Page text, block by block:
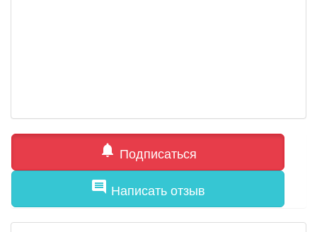
notifications Подписаться
comment Написать отзыв